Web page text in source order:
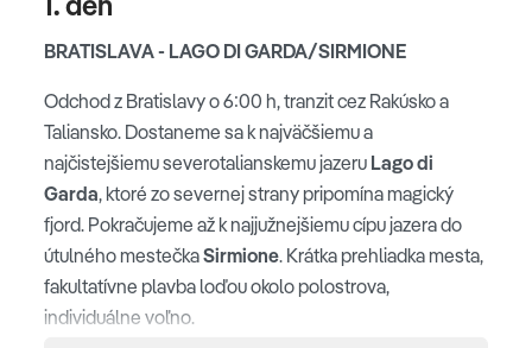
BRATISLAVA - LAGO DI GARDA/SIRMIONE
Odchod z Bratislavy o 6:00 h, tranzit cez Rakúsko a
Taliansko. Dostaneme sa k najväčšiemu a
najčistejšiemu severotalianskemu jazeru Lago di
Garda, ktoré zo severnej strany pripomína magický
fjord. Pokračujeme až k najjužnejšiemu cípu jazera do
útulného mestečkaSirmione. Krátka prehliadka mesta,
fakultatívne plavba loďou okolo polostrova,
individuálne voľno.